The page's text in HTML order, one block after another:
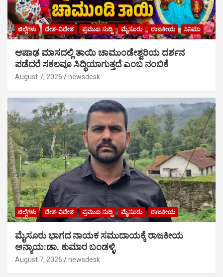
ಜಿಲ್ಲೆಗಳು ದೇಶ-ವಿದೇಶ ಪ್ರಮುಖ ಸುದ್ದಿ ಮೈಸೂರು ರಾಜಕೀಯ ಸಿನಿಮಾ
ಆಷಾಢ ಮಾಸದಲ್ಲಿ ತಾಯಿ ಚಾಮುಂಡೇಶ್ವರಿಯ ದರ್ಶನ
ಪಡೆದರೆ ಸಕಲವೂ ಸಿದ್ಧಿಯಾಗುತ್ತದೆ ಎಂಬ ನಂಬಿಕೆ
August 7, 2026 newsdesk
ಜಿಲ್ಲೆಗಳು ದೇಶ-ವಿದೇಶ ಪ್ರಮುಖ ಸುದ್ದಿ ಮೈಸೂರು ರಾಜಕೀಯ
ಮೈಸೂರು ಭಾಗದ ನಾಯಕ ಸಮುದಾಯಕ್ಕೆ ರಾಜಕೀಯ
ಅನ್ಯಾಯ:ಡಾ. ಕುಮಾರ ಬಂಡಳ್ಳಿ
August 7, 2026 newsdesk